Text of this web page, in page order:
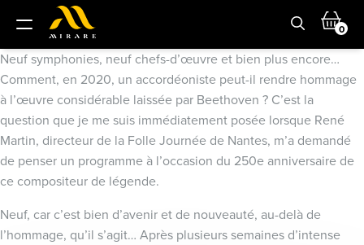
0
Neuf symphonies, neuf chefs-d’œuvre et bien plus encore…
Comment, en 2020, un accordéoniste peut-il rendre hommage
à l’œuvre considérable laissée par Beethoven ? C’est la
question que je me suis immédiatement posée lorsque René
Martin, directeur de la Folle Journée de Nantes, m’a demandé
de penser un programme à l’occasion du 250e anniversaire de
ce compositeur de légende.
Neuf, car c’est bien d’avenir et de nouveauté, au-delà de
l’hommage, qu’il s’agit… Après plusieurs semaines d’intense